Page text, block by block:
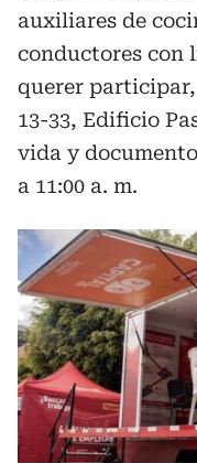
auxiliares de
conductores con
querer
13-33, Edificio
vida y
a 11:00 a. m.